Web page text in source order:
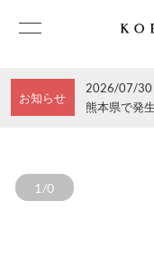
お知らせ
2026/07/30
熊本県で発
1/0